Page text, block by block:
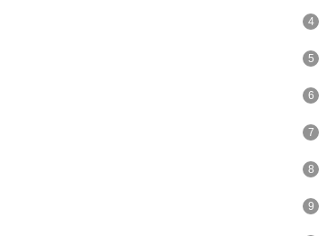
4
5
6
7
8
9